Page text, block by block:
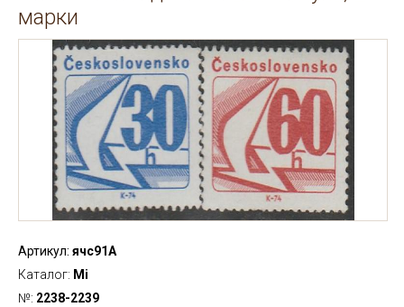
марки
Артикул: ячс91А
Каталог: Mi
№: 2238-2239